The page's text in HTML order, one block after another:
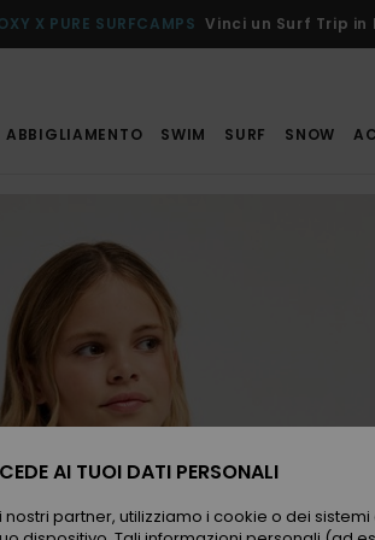
X PURE SURFCAMPS Vinci un Surf Trip in
ABBIGLIAMENTO SWIM SURF SNOW
AI TUOI DATI PERSONALI
partner, utilizziamo i cookie o dei